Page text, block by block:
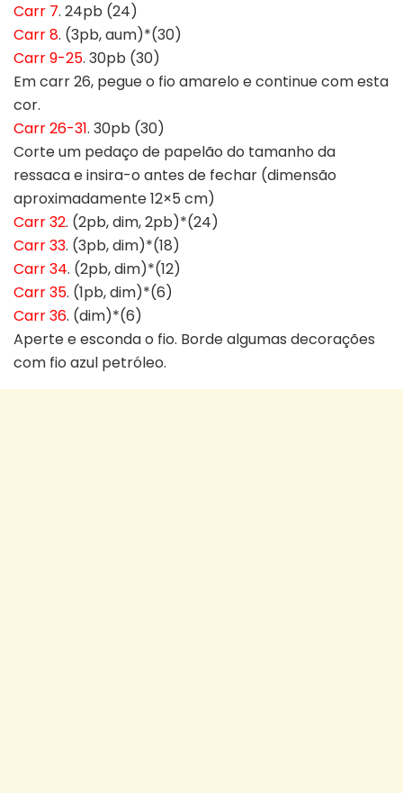
Carr 7. 24pb (24)
Carr 8. (3pb, aum)*(30)
Carr 9-25. 30pb (30)
Em carr 26, pegue o fio amarelo e continue com esta
cor.
Carr 26-31. 30pb (30)
Corte um pedaço de papelão do tamanho da
ressaca e insira-o antes de fechar (dimensão
aproximadamente 12×5 cm)
Carr 32. (2pb, dim, 2pb)*(24)
Carr 33. (3pb, dim)*(18)
Carr 34. (2pb, dim)*(12)
Carr 35. (1pb, dim)*(6)
Carr 36. (dim)*(6)
Aperte e esconda o fio. Borde algumas decorações
com fio azul petróleo.